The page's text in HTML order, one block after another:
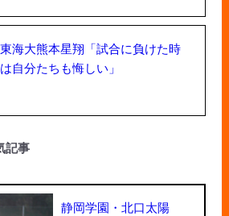
東海大熊本星翔「試合に負けた時
は自分たちも悔しい」
記事
静岡学園・北口太陽